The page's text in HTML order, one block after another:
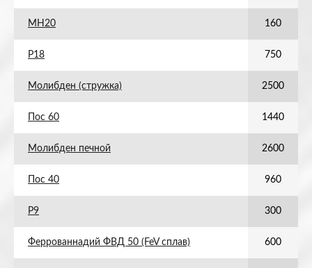
МН20 160
Р18 750
Молибден (стружка) 2500
Пос 60 1440
Молибден печной 2600
Пос 40 960
Р9 300
Феррованнадий ФВД 50 (FeV сплав) 600